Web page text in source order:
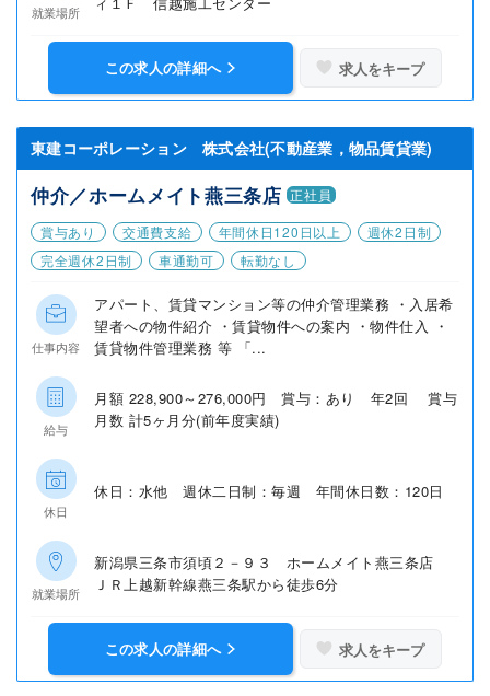
就業場所
この求人の詳細へ 求人をキープ
東建コーポレーション 株式会社(不動産業，物品賃貸業)
仲介／ホームメイト燕三条店 正社員
賞与あり
交通費支給 年間休日120日以上
週休2日制
完全週休2日制
車通勤可 転勤なし
仕事内容
アパート、賃貸マンション等の仲介管理業務 ・入居希
望者への物件紹介 ・賃貸物件への案内 ・物件仕入 ・
賃貸物件管理業務 等 「...
給与
月額 228,900～276,000円 賞与：あり 年2回 賞与
月数 計5ヶ月分(前年度実績)
休日
休日：水他 週休二日制：毎週 年間休日数：120日
就業場所
新潟県三条市須頃２－９３ ホームメイト燕三条店
ＪＲ上越新幹線燕三条駅から徒歩6分
この求人の詳細へ 求人をキープ